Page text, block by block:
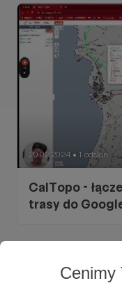
Cenimy
20.02.2024 ● 1 odsłon
CalTopo -
trasy do